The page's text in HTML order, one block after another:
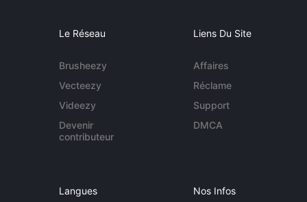
Le Réseau
Brusheezy
Vecteezy
Videezy
Devenir
contributeur
Liens Du Site
Affaires
Réclame
Support
DMCA
Langues Nos Infos